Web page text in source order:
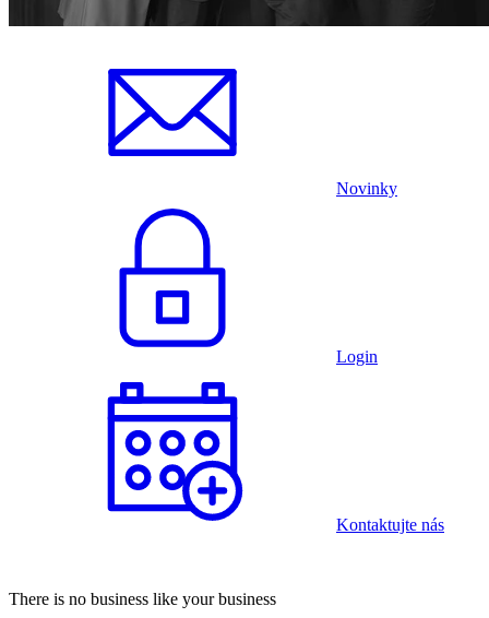
Novinky
Login
Kontaktujte nás
There is no business like your business